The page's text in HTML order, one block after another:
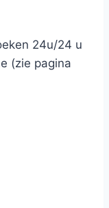
24u/24 u
(zie pagina